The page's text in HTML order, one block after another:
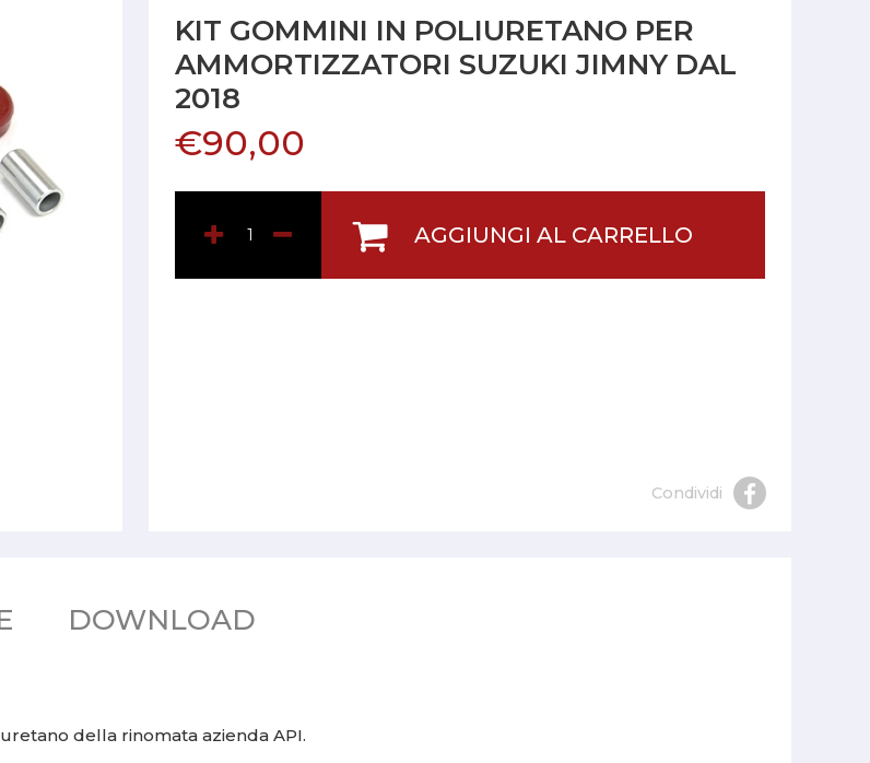
KIT GOMMINI IN POLIURETANO PER
AMMORTIZZATORI SUZUKI JIMNY DAL
2018
€90,00
AGGIUNGI AL CARRELLO
Condividi
DOWNLOAD
della rinomata azienda API.